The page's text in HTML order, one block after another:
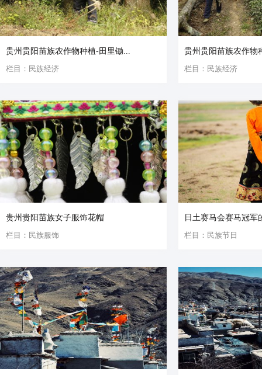
贵州贵阳苗族农作物种植-田里锄...
栏目：民族经济
贵州贵阳苗族农作物
栏目：民族经济
贵州贵阳苗族女子服饰花帽
栏目：民族服饰
日土赛马会赛马冠军
栏目：民族节日